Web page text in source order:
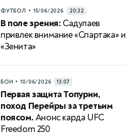
ФУТБОЛ • 15/06/2026 20:32
В поле зрения: Садулаев
привлек внимание «Спартака» и
«Зенита»
БОИ • 10/06/2026 13:07
Первая защита Топурии,
поход Перейры за третьим
поясом.Анонс карда UFC
Freedom 250